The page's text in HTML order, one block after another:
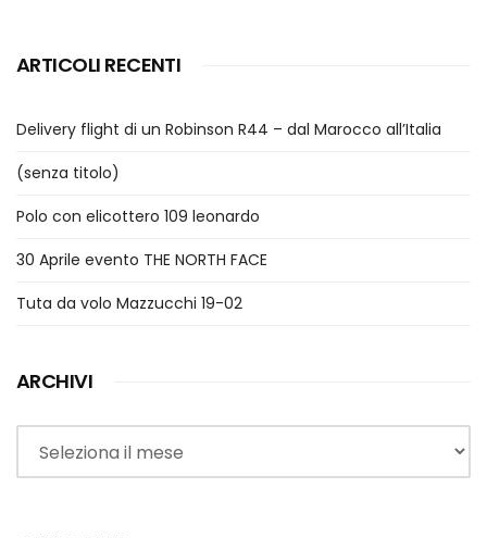
ARTICOLI RECENTI
Delivery flight di un Robinson R44 – dal Marocco all’Italia
(senza titolo)
Polo con elicottero 109 leonardo
30 Aprile evento THE NORTH FACE
Tuta da volo Mazzucchi 19-02
ARCHIVI
Archivi